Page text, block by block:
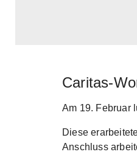
Skip to main content
Caritas-
Am 19. Februar
Diese
Anschluss